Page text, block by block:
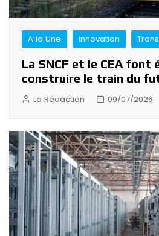
A la Une Innovation
La SNCF et le CEA font
construire le train du
La Rédaction 09/07/2026